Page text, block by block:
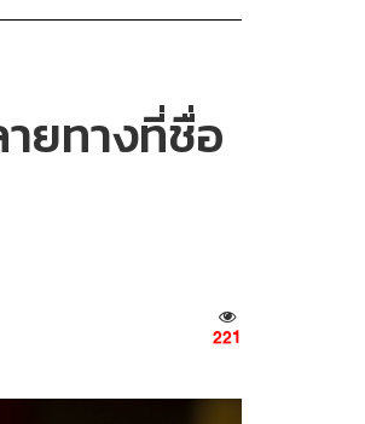
ยทางที่ชื่อ
221